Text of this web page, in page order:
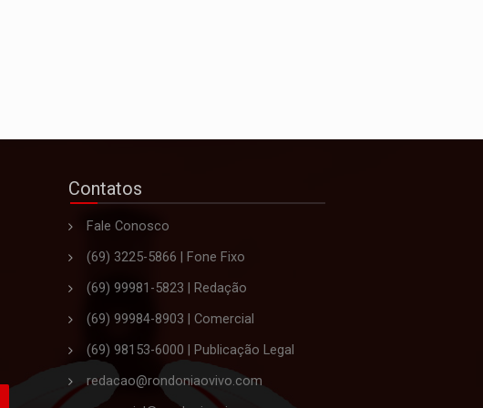
Contatos
Fale Conosco
(69) 3225-5866 | Fone Fixo
(69) 99981-5823 | Redação
(69) 99984-8903 | Comercial
(69) 98153-6000 | Publicação Legal
redacao@rondoniaovivo.com